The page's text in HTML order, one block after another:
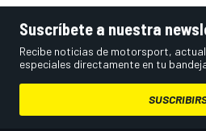
Suscríbete a nuestra
Recibe noticias de motorsport,
especiales directamente en tu